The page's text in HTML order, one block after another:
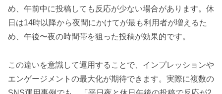
め、午前中に投稿しても反応が少ない場合があります。休
日は14時以降から夜間にかけてが最も利用者が増えるた
め、午後〜夜の時間帯を狙った投稿が効果的です。
この違いを意識して運用することで、インプレッションや
エンゲージメントの最大化が期待できます。実際に複数の